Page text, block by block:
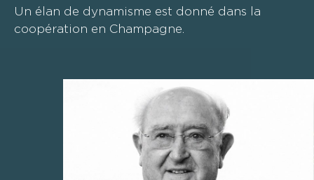
Un élan de dynamisme est donné dans la
coopération en Champagne.